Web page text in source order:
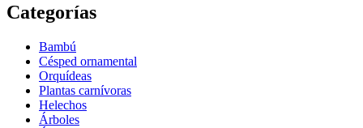
Categorías
Bambú
Césped ornamental
Orquídeas
Plantas carnívoras
Helechos
Árboles